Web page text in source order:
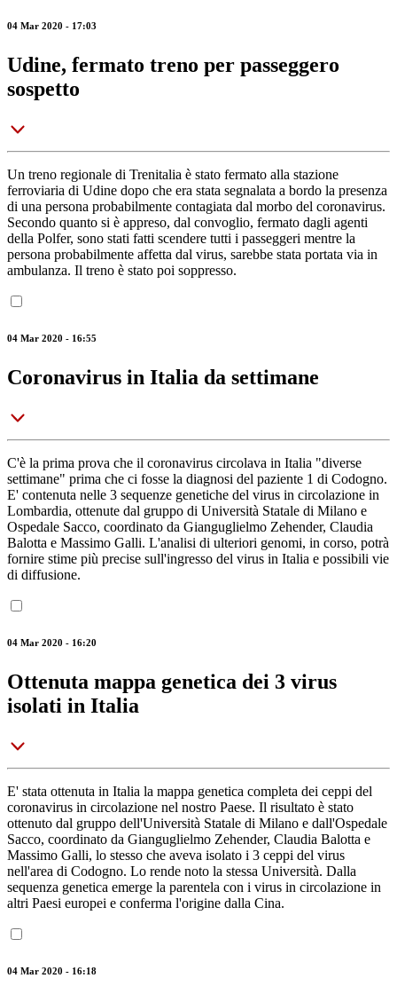
04 Mar 2020 - 17:03
Udine, fermato treno per passeggero
sospetto
Un treno regionale di Trenitalia è stato fermato alla stazione
ferroviaria di Udine dopo che era stata segnalata a bordo la presenza
di una persona probabilmente contagiata dal morbo del coronavirus.
Secondo quanto si è appreso, dal convoglio, fermato dagli agenti
della Polfer, sono stati fatti scendere tutti i passeggeri mentre la
persona probabilmente affetta dal virus, sarebbe stata portata via in
ambulanza. Il treno è stato poi soppresso.
04 Mar 2020 - 16:55
Coronavirus in Italia da settimane
C'è la prima prova che il coronavirus circolava in Italia "diverse
settimane" prima che ci fosse la diagnosi del paziente 1 di Codogno.
E' contenuta nelle 3 sequenze genetiche del virus in circolazione in
Lombardia, ottenute dal gruppo di Università Statale di Milano e
Ospedale Sacco, coordinato da Gianguglielmo Zehender, Claudia
Balotta e Massimo Galli. L'analisi di ulteriori genomi, in corso, potrà
fornire stime più precise sull'ingresso del virus in Italia e possibili vie
di diffusione.
04 Mar 2020 - 16:20
Ottenuta mappa genetica dei 3 virus
isolati in Italia
E' stata ottenuta in Italia la mappa genetica completa dei ceppi del
coronavirus in circolazione nel nostro Paese. Il risultato è stato
ottenuto dal gruppo dell'Università Statale di Milano e dall'Ospedale
Sacco, coordinato da Gianguglielmo Zehender, Claudia Balotta e
Massimo Galli, lo stesso che aveva isolato i 3 ceppi del virus
nell'area di Codogno. Lo rende noto la stessa Università. Dalla
sequenza genetica emerge la parentela con i virus in circolazione in
altri Paesi europei e conferma l'origine dalla Cina.
04 Mar 2020 - 16:18